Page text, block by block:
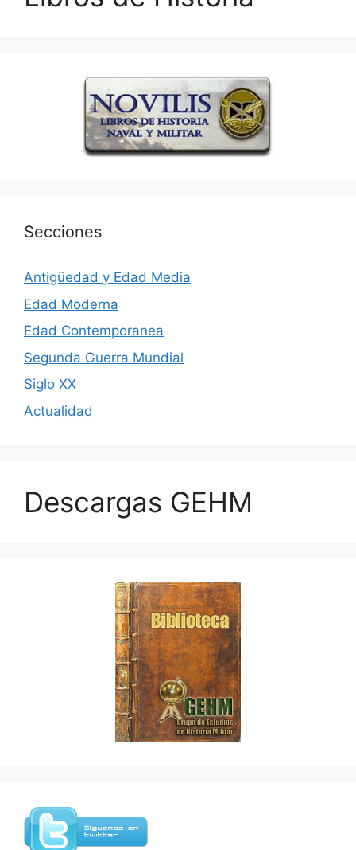
Secciones
Antigüedad y Edad Media
Edad Moderna
Edad Contemporanea
Segunda Guerra Mundial
Siglo XX
Actualidad
Descargas GEHM